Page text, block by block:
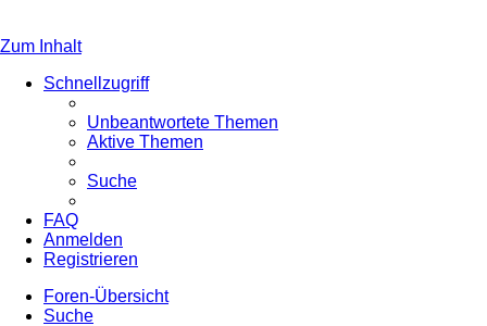
Zum Inhalt
Schnellzugriff
Unbeantwortete Themen
Aktive Themen
Suche
FAQ
Anmelden
Registrieren
Foren-Übersicht
Suche